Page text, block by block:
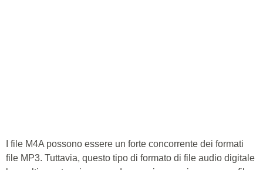
I file M4A possono essere un forte concorrente dei formati
file MP3. Tuttavia, questo tipo di formato di file audio digitale